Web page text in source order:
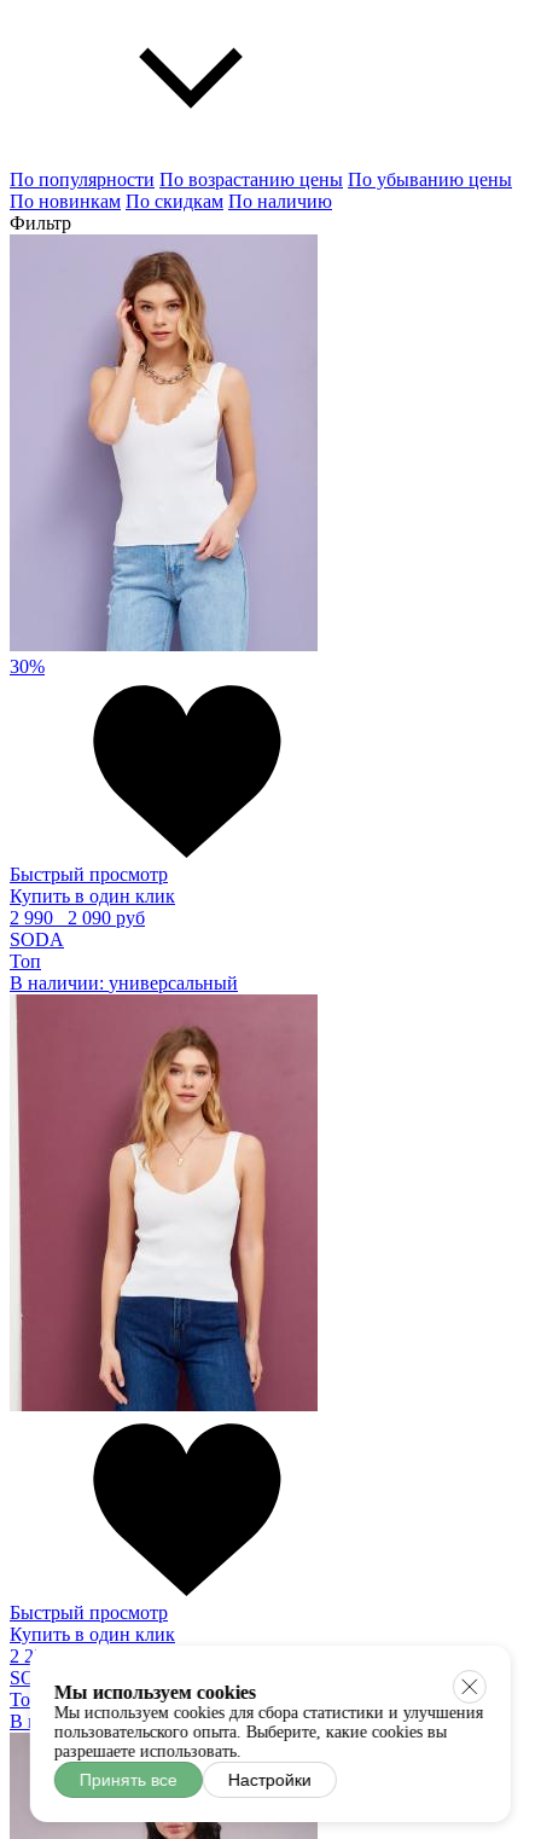
По популярности По возрастанию цены По убыванию цены
По новинкам По скидкам По наличию
Фильтр
30%
Быстрый просмотр
Купить в один клик
2 990
2 090 руб
SODA
Топ
В наличии: универсальный
Быстрый просмотр
Купить в один клик
2 250 руб
SODA
Топ
В наличии:универсальный
Мы используем cookies
Мы используем cookies для сбора статистики и улучшения
пользовательского опыта. Выберите, какие cookies вы
разрешаете использовать.
Принять все Настройки